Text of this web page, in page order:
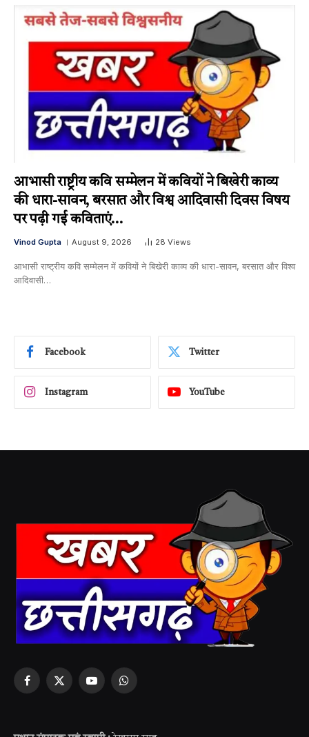
आभासी राष्ट्रीय कवि सम्मेलन में कवियों ने बिखेरी काव्य
की धारा-सावन, बरसात और विश्व आदिवासी दिवस विषय
पर पढ़ी गई कविताएं…
Vinod Gupta August 9, 2026 28 Views
आभासी राष्ट्रीय कवि सम्मेलन में कवियों ने बिखेरी काव्य की धारा-सावन, बरसात और विश्व
आदिवासी…
Facebook Twitter
Instagram YouTube
Facebook
X
YouTubeWhatsApp